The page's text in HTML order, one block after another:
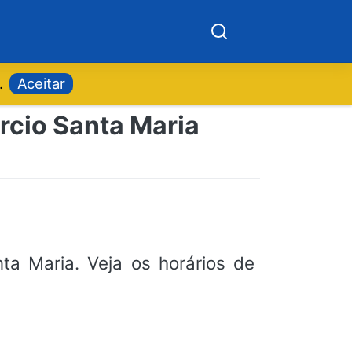
Aceitar
Santa Maria
Maria. Veja os horários de